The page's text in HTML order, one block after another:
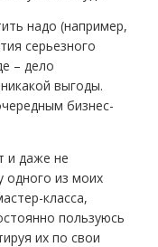
надо (например,
серьезного
– дело
выгоды.
бизнес-
и даже не
одного из моих
класса,
пользуюсь
их по свои